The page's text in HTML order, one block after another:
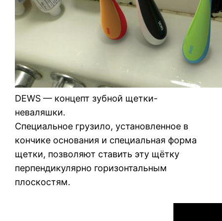
DEWS — концепт зубной щетки-
неваляшки.
Специальное грузило, установленное в
кончике основания и специальная форма
щетки, позволяют ставить эту щётку
перпендикулярно горизонтальным
плоскостям.